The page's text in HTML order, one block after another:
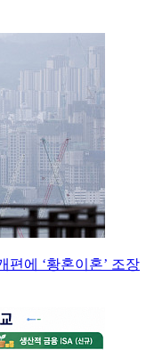
편에 ‘황혼이혼’ 조장